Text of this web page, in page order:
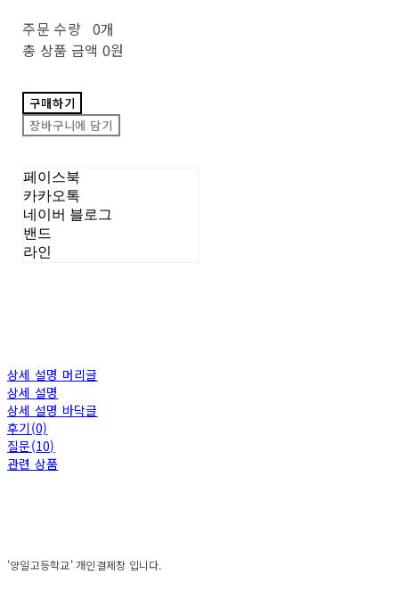
주문 수량 0개
총 상품 금액 0원
구매하기
장바구니에 담기
페이스북
카카오톡
네이버 블로그
밴드
라인
상세 설명 머리글
상세 설명
상세 설명 바닥글
후기(0)
질문(10)
관련 상품
'양일고등학교' 개인결제창 입니다.